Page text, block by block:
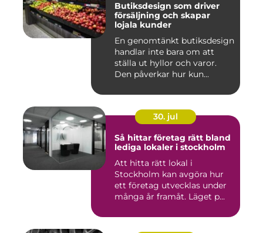
Butiksdesign som driver
försäljning och skapar
lojala kunder
En genomtänkt butiksdesign
handlar inte bara om att
ställa ut hyllor och varor.
Den påverkar hur kun...
30. jul
Så hittar företag rätt bland
lediga lokaler i stockholm
Att hitta rätt lokal i
Stockholm kan avgöra hur
ett företag utvecklas under
många år framåt. Läget p...